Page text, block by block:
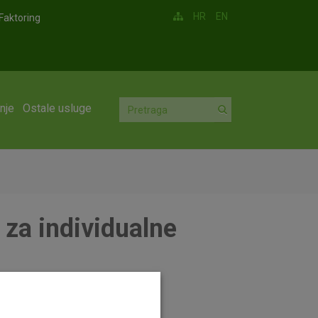
Faktoring HR EN
Ostale usluge
individualne